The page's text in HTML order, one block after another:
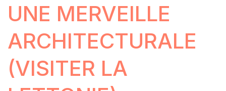
UNE MERVEILLE
ARCHITECTURALE
(VISITER LA